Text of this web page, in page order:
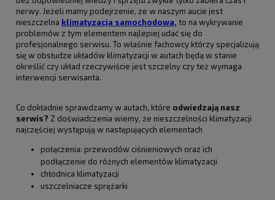
nerwy. Jeżeli mamy podejrzenie, że w naszym aucie jest
nieszczelna klimatyzacja samochodowa, to na wykrywanie
problemów z tym elementem najlepiej udać się do
profesjonalnego serwisu. To właśnie fachowcy którzy specjalizują
się w obsłudze układów klimatyzacji w autach będą w stanie
określić czy układ rzeczywiście jest szczelny czy też wymaga
interwencji serwisanta.
Co dokładnie sprawdzamy w autach, które odwiedzają nasz
serwis? Z doświadczenia wiemy, że nieszczelności klimatyzacji
najczęściej występują w następujących elementach
połączenia: przewodów ciśnieniowych oraz ich
podłączenie do różnych elementów klimatyzacji
chłodnica klimatyzacji
uszczelniacze sprężarki